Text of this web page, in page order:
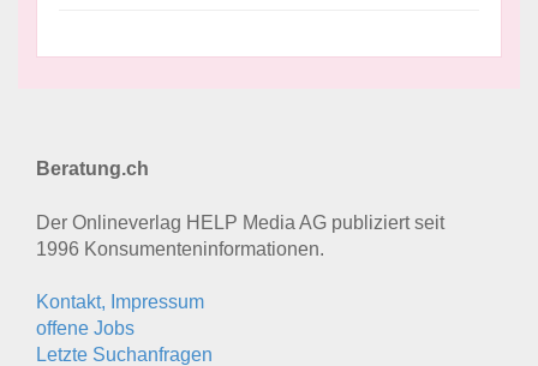
Beratung.ch
Der Onlineverlag HELP Media AG publiziert seit
1996 Konsumenten­informationen.
Kontakt, Impressum
offene Jobs
Letzte Suchanfragen